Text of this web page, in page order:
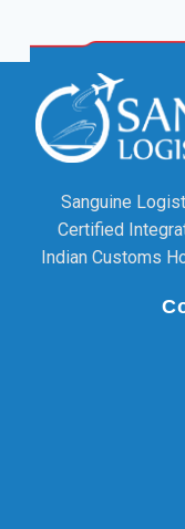
Sanguine
Certified
Indian Customs